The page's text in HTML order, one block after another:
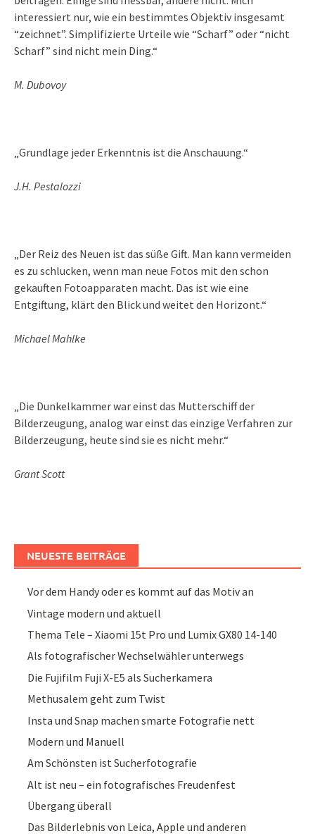
interessiert nur, wie ein bestimmtes Objektiv insgesamt
“zeichnet”. Simplifizierte Urteile wie “Scharf” oder “nicht
Scharf” sind nicht mein Ding.“
M. Dubovoy
„Grundlage jeder Erkenntnis ist die Anschauung.“
J.H. Pestalozzi
„Der Reiz des Neuen ist das süße Gift. Man kann vermeiden
es zu schlucken, wenn man neue Fotos mit den schon
gekauften Fotoapparaten macht. Das ist wie eine
Entgiftung, klärt den Blick und weitet den Horizont.“
Michael Mahlke
„Die Dunkelkammer war einst das Mutterschiff der
Bilderzeugung, analog war einst das einzige Verfahren zur
Bilderzeugung, heute sind sie es nicht mehr.“
Grant Scott
NEUESTE BEITRÄGE
Vor dem Handy oder es kommt auf das Motiv an
Vintage modern und aktuell
Thema Tele – Xiaomi 15t Pro und Lumix GX80 14-140
Als fotografischer Wechselwähler unterwegs
Die Fujifilm Fuji X-E5 als Sucherkamera
Methusalem geht zum Twist
Insta und Snap machen smarte Fotografie nett
Modern und Manuell
Am Schönsten ist Sucherfotografie
Alt ist neu – ein fotografisches Freudenfest
Übergang überall
Das Bilderlebnis von Leica, Apple und anderen